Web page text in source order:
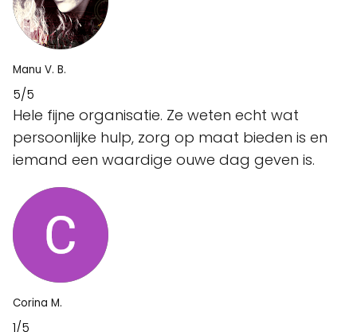
Manu V. B.
5/5
Hele fijne organisatie. Ze weten echt wat
persoonlijke hulp, zorg op maat bieden is en
iemand een waardige ouwe dag geven is.
Corina M.
1/5